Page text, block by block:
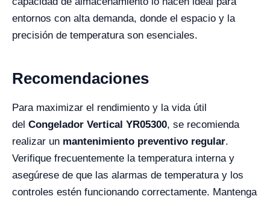
entornos con alta demanda, donde el espacio y la
precisión de temperatura son esenciales.
Recomendaciones
Para maximizar el rendimiento y la vida útil
del Congelador Vertical YR05300, se recomienda
realizar un mantenimiento preventivo regular.
Verifique frecuentemente la temperatura interna y
asegúrese de que las alarmas de temperatura y los
controles estén funcionando correctamente. Mantenga